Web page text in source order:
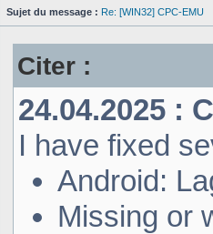
Sujet du message : Re: [WIN32] CPC-EMU
Citer :
24.04.2025 :
I have fixed
Android:
Missing or